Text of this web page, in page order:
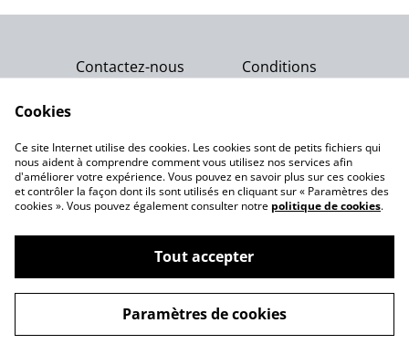
Contactez-nous
Conditions
Politique de
Politique de cookies
Notre engagement
©2026Gemme Celeste
powered by
Cookies
Ce site Internet utilise des cookies. Les cookies sont de petits fichiers qui
nous aident à comprendre comment vous utilisez nos services afin
d'améliorer votre expérience. Vous pouvez en savoir plus sur ces cookies
et contrôler la façon dont ils sont utilisés en cliquant sur « Paramètres des
cookies ». Vous pouvez également consulter notre politique de cookies.
Tout accepter
Paramètres de cookies